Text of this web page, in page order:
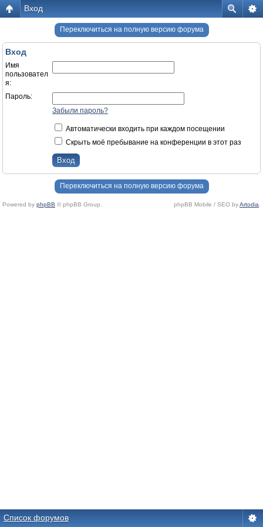
Вход
Переключиться на полную версию форума
Вход
Имя
пользовател
я:
Пароль:
Забыли пароль?
Автоматически входить при каждом посещении
Скрыть моё пребывание на конференции в этот раз
Переключиться на полную версию форума
Powered by phpBB © phpBB Group. phpBB Mobile / SEO byArtodia
Список форумов